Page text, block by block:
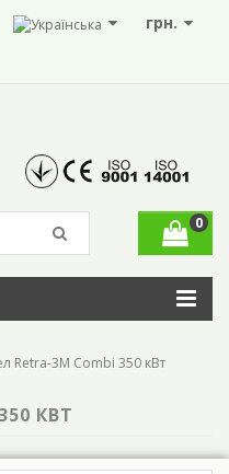
грн.
0
Retra-3М Combi 350 кВт
КВТ